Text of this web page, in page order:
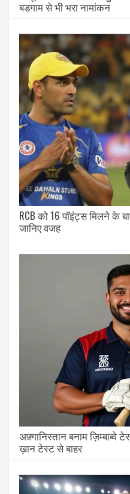
बडगाम से भी भरा नामांकन
RCB को 16 पॉइंट्स मिलने के
जानिए वजह
अफ़्गानिस्तान बनाम ज़िम्बाब्वे
ख़ान टेस्ट से बाहर